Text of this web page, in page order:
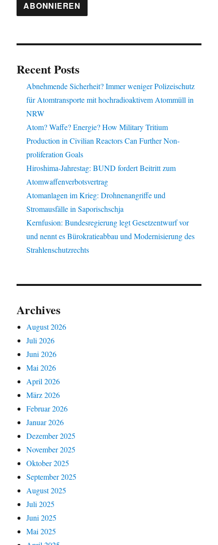
Recent Posts
Abnehmende Sicherheit? Immer weniger Polizeischutz
für Atomtransporte mit hochradioaktivem Atommüll in
NRW
Atom? Waffe? Energie? How Military Tritium
Production in Civilian Reactors Can Further Non-
proliferation Goals
Hiroshima-Jahrestag: BUND fordert Beitritt zum
Atomwaffenverbotsvertrag
Atomanlagen im Krieg: Drohnenangriffe und
Stromausfälle in Saporischschja
Kernfusion: Bundesregierung legt Gesetzentwurf vor
und nennt es Bürokratieabbau und Modernisierung des
Strahlenschutzrechts
Archives
August 2026
Juli 2026
Juni 2026
Mai 2026
April 2026
März 2026
Februar 2026
Januar 2026
Dezember 2025
November 2025
Oktober 2025
September 2025
August 2025
Juli 2025
Juni 2025
Mai 2025